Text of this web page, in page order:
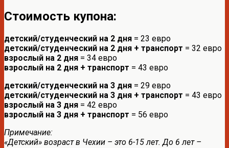
Стоимость купона:
детский/студенческий на 2 дня = 23 евро
детский/студенческий на 2 дня + транспорт = 32 евро
взрослый на 2 дня = 34 евро
взрослый на 2 дня + транспорт = 43 евро
детский/студенческий на 3 дня = 29 евро
детский/студенческий на 3 дня + транспорт = 43 евро
взрослый на 3 дня = 42 евро
взрослый на 3 дня + транспорт = 56 евро
Примечание:
«Детский» возраст в Чехии – это 6-15 лет. До 6 лет –